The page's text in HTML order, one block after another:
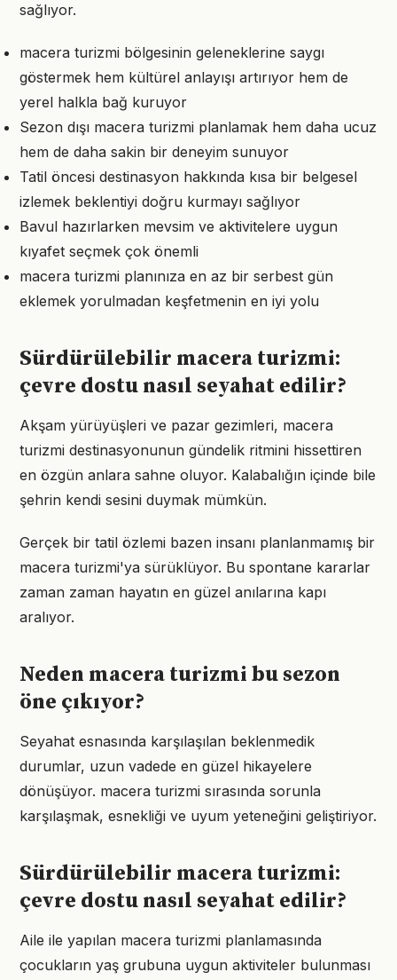
sağlıyor.
macera turizmi bölgesinin geleneklerine saygı
göstermek hem kültürel anlayışı artırıyor hem de
yerel halkla bağ kuruyor
Sezon dışı macera turizmi planlamak hem daha ucuz
hem de daha sakin bir deneyim sunuyor
Tatil öncesi destinasyon hakkında kısa bir belgesel
izlemek beklentiyi doğru kurmayı sağlıyor
Bavul hazırlarken mevsim ve aktivitelere uygun
kıyafet seçmek çok önemli
macera turizmi planınıza en az bir serbest gün
eklemek yorulmadan keşfetmenin en iyi yolu
Sürdürülebilir macera turizmi:
çevre dostu nasıl seyahat edilir?
Akşam yürüyüşleri ve pazar gezimleri, macera
turizmi destinasyonunun gündelik ritmini hissettiren
en özgün anlara sahne oluyor. Kalabalığın içinde bile
şehrin kendi sesini duymak mümkün.
Gerçek bir tatil özlemi bazen insanı planlanmamış bir
macera turizmi'ya sürüklüyor. Bu spontane kararlar
zaman zaman hayatın en güzel anılarına kapı
aralıyor.
Neden macera turizmi bu sezon
öne çıkıyor?
Seyahat esnasında karşılaşılan beklenmedik
durumlar, uzun vadede en güzel hikayelere
dönüşüyor. macera turizmi sırasında sorunla
karşılaşmak, esnekliği ve uyum yeteneğini geliştiriyor.
Sürdürülebilir macera turizmi:
çevre dostu nasıl seyahat edilir?
Aile ile yapılan macera turizmi planlamasında
çocukların yaş grubuna uygun aktiviteler bulunması